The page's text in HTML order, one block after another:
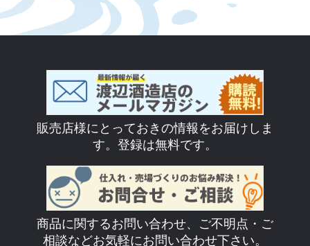
販売店様にとっておきの情報をお届けしま
す。登録は無料です。
商品に関するお問い合わせ、ご不明点・ご
相談などお気軽にお問い合わせ下さい。